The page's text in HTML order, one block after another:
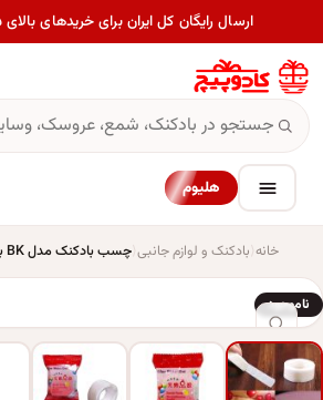
ارسال رایگان کل ایران برای خریدهای بالای ۲.۵ میلیون تومان
هلیوم
خانه بادکنک و لوازم جانبی چسب بادکنک مدل BK بسته 50 عددی
ناموجود